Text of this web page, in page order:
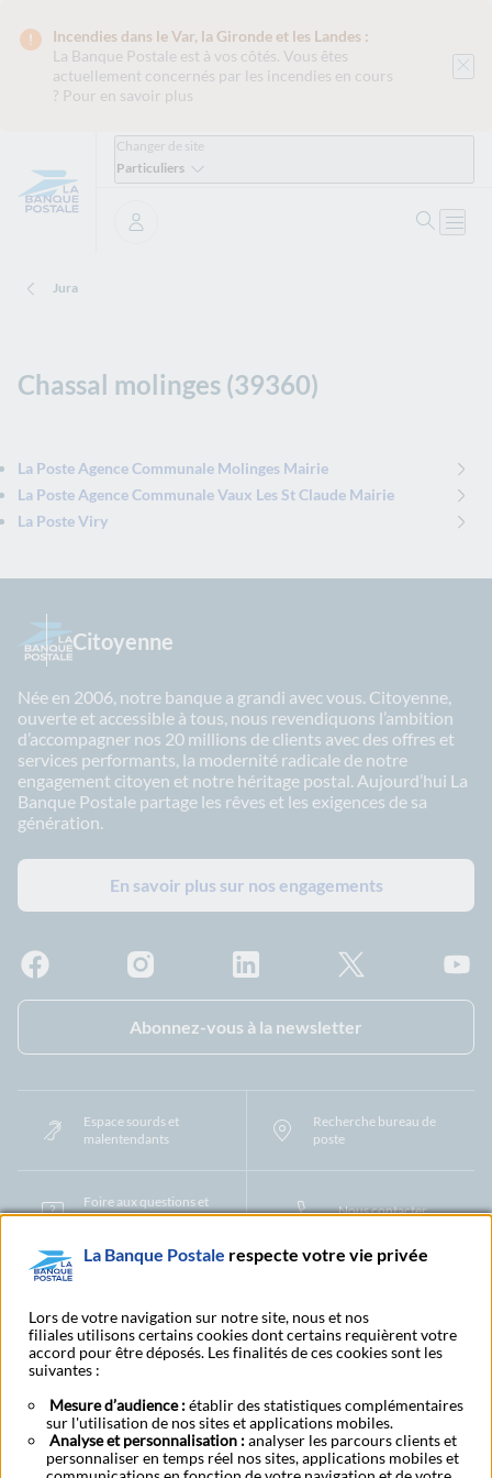
Incendies dans le Var, la Gironde et les Landes :
La Banque Postale est à vos côtés. Vous êtes
actuellement concernés par les incendies en cours
? Pour en savoir plus
Changer de site
Particuliers
Se connecter
Jura
Chassal molinges (39360)
La Poste Agence Communale Molinges Mairie
La Poste Agence Communale Vaux Les St Claude Mairie
La Poste Viry
Citoyenne
Née en 2006, notre banque a grandi avec vous. Citoyenne,
ouverte et accessible à tous, nous revendiquons l’ambition
d’accompagner nos 20 millions de clients avec des offres et
services performants, la modernité radicale de notre
engagement citoyen et notre héritage postal. Aujourd’hui La
Banque Postale partage les rêves et les exigences de sa
génération.
En savoir plus sur nos engagements
Abonnez-vous à la newsletter
Espace sourds et
malentendants
Recherche bureau de
poste
Foire aux questions et
centre d'aide
Nous contacter
Protection des Données à Caractère PersonnelFiliales et partenaires
CookiesGestion des cookiesActualiser vos informations
Contestation et réclamation Coordonnées Centres Financiers
Alertes fraudes et points de vigilance Actualités réglementaires CGU
Aide navigateur et systèmes d'exploitation
Vider le cache de votre navigateurLexique Aide et accessibilité
Accessibilité – Partiellement conforme Espace candidature
La Banque Postale respecte votre vie privée
Lors de votre navigation sur notre site, nous et nos
filiales utilisons certains cookies dont certains requièrent votre
accord pour être déposés. Les finalités de ces cookies sont les
suivantes :
Mesure d’audience :établir des statistiques complémentaires
sur l'utilisation de nos sites et applications mobiles.
Analyse et personnalisation :analyser les parcours clients et
personnaliser en temps réel nos sites, applications mobiles et